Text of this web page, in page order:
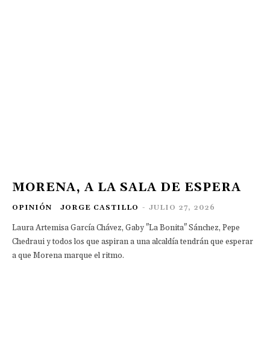
MORENA, A LA SALA DE ESPERA
OPINIÓN JORGE CASTILLO - JULIO 27, 2026
Laura Artemisa García Chávez, Gaby "La Bonita" Sánchez, Pepe
Chedraui y todos los que aspiran a una alcaldía tendrán que esperar
a que Morena marque el ritmo.